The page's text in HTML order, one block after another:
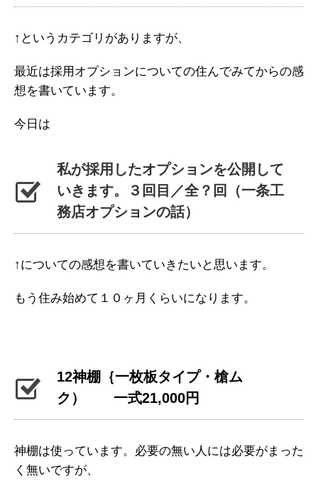
↑というカテゴリがありますが、
最近は採用オプションについての住んでみてからの感
想を書いています。
今日は
私が採用したオプションを公開して
いきます。３回目／全？回（一条工
務店オプションの話）
↑についての感想を書いていきたいと思います。
もう住み始めて１０ヶ月くらいになります。
12神棚｛一枚板タイプ・槍ム
ク） 一式21,000円
神棚は使っています。必要の無い人には必要がまった
く無いですが、